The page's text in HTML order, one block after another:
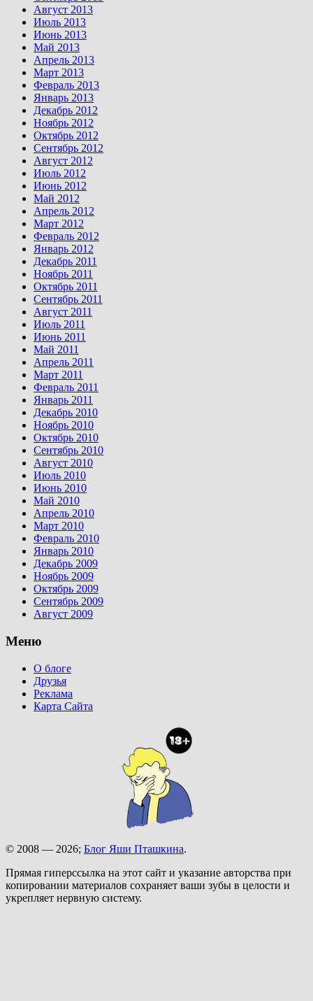
Август 2013
Июль 2013
Июнь 2013
Май 2013
Апрель 2013
Март 2013
Февраль 2013
Январь 2013
Декабрь 2012
Ноябрь 2012
Октябрь 2012
Сентябрь 2012
Август 2012
Июль 2012
Июнь 2012
Май 2012
Апрель 2012
Март 2012
Февраль 2012
Январь 2012
Декабрь 2011
Ноябрь 2011
Октябрь 2011
Сентябрь 2011
Август 2011
Июль 2011
Июнь 2011
Май 2011
Апрель 2011
Март 2011
Февраль 2011
Январь 2011
Декабрь 2010
Ноябрь 2010
Октябрь 2010
Сентябрь 2010
Август 2010
Июль 2010
Июнь 2010
Май 2010
Апрель 2010
Март 2010
Февраль 2010
Январь 2010
Декабрь 2009
Ноябрь 2009
Октябрь 2009
Сентябрь 2009
Август 2009
Меню
О блоге
Друзья
Реклама
Карта Сайта
© 2008 — 2026; Блог Яши Пташкина.
Прямая гиперссылка на этот сайт и указание авторства при
копировании материалов сохраняет ваши зубы в целости и
укрепляет нервную систему.